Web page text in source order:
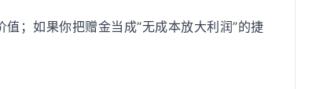
；如果你把赠金当成“无成本放大利润”的捷